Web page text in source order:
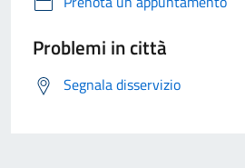
Problemi in città
Segnala disservizio